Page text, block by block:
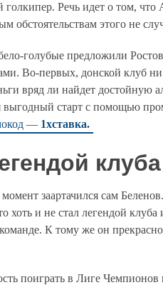
голкипер. Речь идет о том,
обстоятельствам этого не
голубые предложили
Во-первых, донской клуб ни
вряд ли найдет достойную
выгодный старт с помощью
— 1хставка.
клуба
заартачился сам
хоть и не стал легендой
К тому же он
поиграть в Лиге